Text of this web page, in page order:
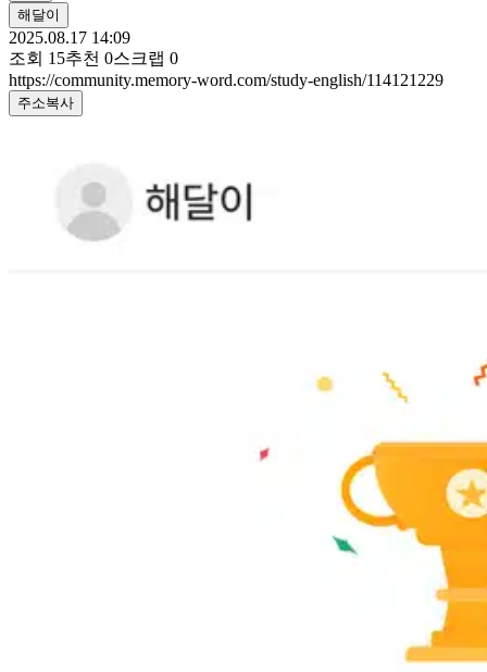
해달이
2025.08.17 14:09
조회 15추천 0스크랩 0
https://community.memory-word.com/study-english/114121229
주소복사